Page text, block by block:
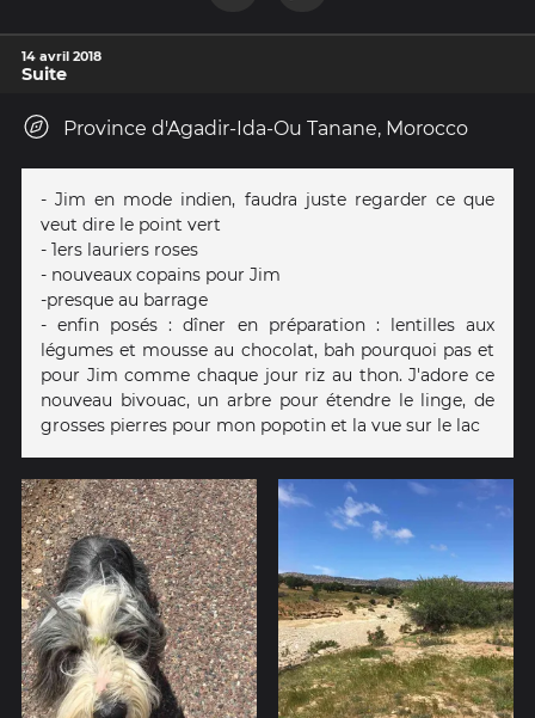
14 avril 2018
Suite
Province d'Agadir-Ida-Ou Tanane, Morocco
- Jim en mode indien, faudra juste regarder ce que
veut dire le point vert
- 1ers lauriers roses
- nouveaux copains pour Jim
-presque au barrage
- enfin posés : dîner en préparation : lentilles aux
légumes et mousse au chocolat, bah pourquoi pas et
pour Jim comme chaque jour riz au thon. J'adore ce
nouveau bivouac, un arbre pour étendre le linge, de
grosses pierres pour mon popotin et la vue sur le lac